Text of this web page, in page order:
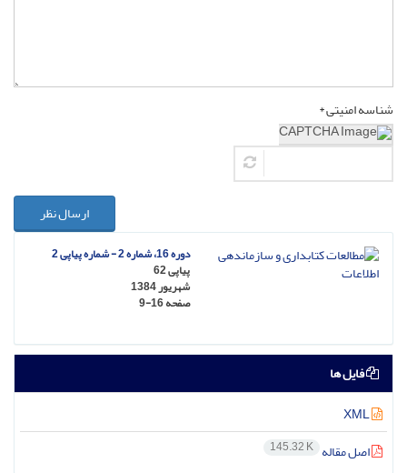
شناسه امنیتی *
ارسال نظر
دوره 16، شماره 2 - شماره پیاپی 2
پیاپی 62
شهریور 1384
صفحه9-16
فایل ها
اصل مقاله 145.32 K